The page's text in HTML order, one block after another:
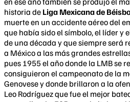
historia de Liga Mexicana de
muerte en un accidente aéreo del
que había sido el símbolo, el líder y
de una década y que siempre será
a México a las más grandes
pues 1955 el año donde la LMB se
consiguieron el campeonato de la
Genovese y donde brillaron a la
Leo Rodríguez que fue el mejor